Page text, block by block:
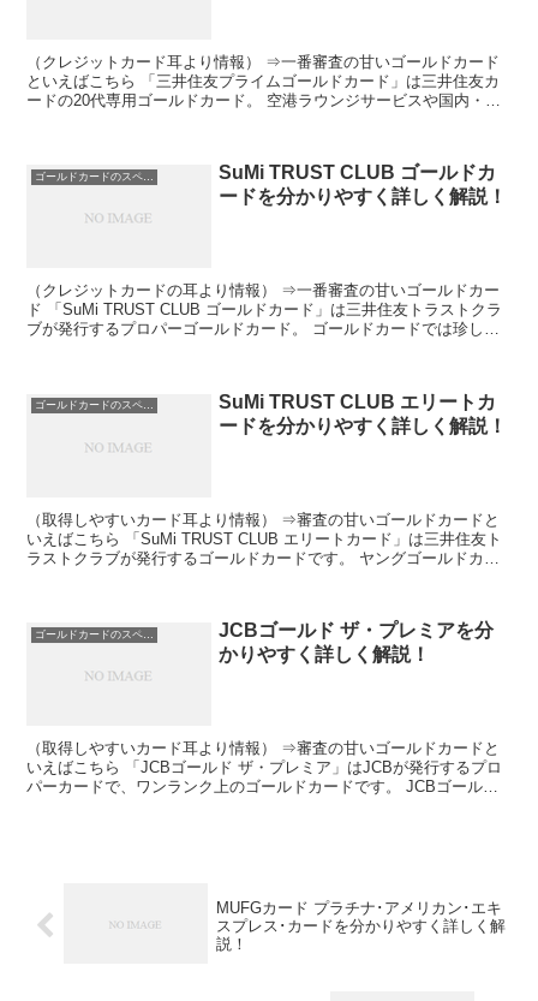
（クレジットカード耳より情報） ⇒一番審査の甘いゴールドカード
といえばこちら 「三井住友プライムゴールドカード」は三井住友カ
ードの20代専用ゴールドカード。 空港ラウンジサービスや国内・海
ゴールドカードのスペック
SuMi TRUST CLUB ゴールドカ
ードを分かりやすく詳しく解説！
（クレジットカードの耳より情報） ⇒一番審査の甘いゴールドカー
ド 「SuMi TRUST CLUB ゴールドカード」は三井住友トラストクラ
ブが発行するプロパーゴールドカード。 ゴールドカードでは珍しく
ゴールドカードのスペック
SuMi TRUST CLUB エリートカ
ードを分かりやすく詳しく解説！
（取得しやすいカード耳より情報） ⇒審査の甘いゴールドカードと
いえばこちら 「SuMi TRUST CLUB エリートカード」は三井住友ト
ラストクラブが発行するゴールドカードです。 ヤングゴールドカー
ゴールドカードのスペック
JCBゴールド ザ・プレミアを分
かりやすく詳しく解説！
（取得しやすいカード耳より情報） ⇒審査の甘いゴールドカードと
いえばこちら 「JCBゴールド ザ・プレミア」はJCBが発行するプロ
パーカードで、ワンランク上のゴールドカードです。 JCBゴールド
MUFGカード プラチナ･アメリカン･エキ
スプレス･カードを分かりやすく詳しく解
説！